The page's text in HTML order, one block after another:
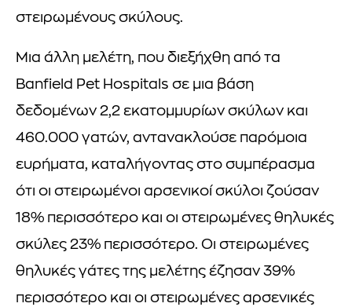
στειρωμένους σκύλους.
Μια άλλη μελέτη, που διεξήχθη από τα
Banfield Pet Hospitals σε μια βάση
δεδομένων 2,2 εκατομμυρίων σκύλων και
460.000 γατών, αντανακλούσε παρόμοια
ευρήματα, καταλήγοντας στο συμπέρασμα
ότι οι στειρωμένοι αρσενικοί σκύλοι ζούσαν
18% περισσότερο και οι στειρωμένες θηλυκές
σκύλες 23% περισσότερο. Οι στειρωμένες
θηλυκές γάτες της μελέτης έζησαν 39%
περισσότερο και οι στειρωμένες αρσενικές